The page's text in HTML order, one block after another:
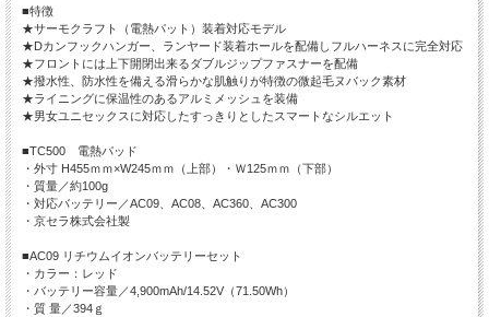
■特徴
★サーモクラフト（電熱パット）装着対応モデル
★Dカンフックハンガー、ランヤード装着ホールを配備しフルハーネスに完全対応
★フロントには上下開閉出来るダブルジップファスナーを配備
★撥水性、防水性を備える滑らかな肌触りが特徴の微起毛ヌバック素材
★ライニングに保温性のあるアルミメッシュを装備
★男女ユニセックスに対応したすっきりとしたスマートなシルエット
■TC500 電熱パッド
・外寸 H455ｍｍ×W245ｍｍ（上部）・Ｗ125ｍｍ（下部）
・質量／約100g
・対応バッテリー／AC09、AC08、AC360、AC300
・京セラ株式会社製
■AC09 リチウムイオンバッテリーセット
・カラー：レッド
・バッテリー容量／4,900mAh/14.52V（71.50Wh）
・質 量／394ｇ